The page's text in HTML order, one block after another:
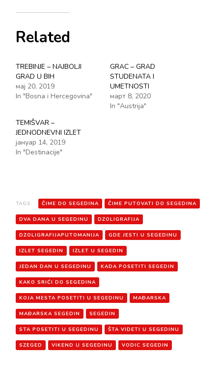
Related
TREBINJE – NAJBOLJI
GRAD U BIH
мај 20, 2019
In "Bosna i Hercegovina"
GRAC – GRAD
STUDENATA I
UMETNOSTI
март 8, 2020
In "Austrija"
TEMIŠVAR –
JEDNODNEVNI IZLET
јануар 14, 2019
In "Destinacije"
TAGS: ČIME DO SEGEDINA ČIME PUTOVATI DO SEGEDINA
DVA DANA U SEGEDINU DZOLIGRAFIJA
DZOLIGRAFIJAPUTOMANIJA GDE JESTI U SEGEDINU
IZLET SEGEDIN IZLET U SEGEDIN
JEDAN DAN U SEGEDINU KADA POSETITI SEGEDIN
KAKO SRIĆI DO SEGEDINA
KOJA MESTA POSETITI U SEGEDINU MAĐARSKA
MAĐARSKA SEGEDIN SEGEDIN
STA POSETITI U SEGEDINU ŠTA VIDETI U SEGEDINU
SZEGED VIKEND U SEGEDINU VODIC SEGEDIN